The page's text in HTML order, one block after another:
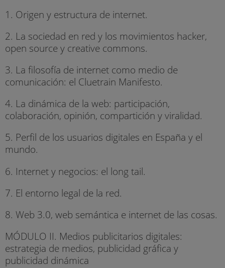
1. Origen y estructura de internet.
2. La sociedad en red y los movimientos hacker,
open source y creative commons.
3. La filosofía de internet como medio de
comunicación: el Cluetrain Manifesto.
4. La dinámica de la web: participación,
colaboración, opinión, compartición y viralidad.
5. Perfil de los usuarios digitales en España y el
mundo.
6. Internet y negocios: el long tail.
7. El entorno legal de la red.
8. Web 3.0, web semántica e internet de las cosas.
MÓDULO II. Medios publicitarios digitales:
estrategia de medios, publicidad gráfica y
publicidad dinámica